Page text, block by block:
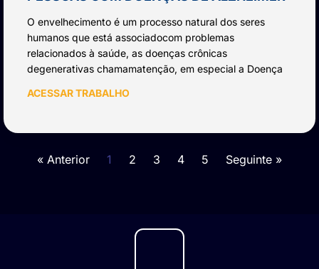
O envelhecimento é um processo natural dos seres
humanos que está associadocom problemas
relacionados à saúde, as doenças crônicas
degenerativas chamamatenção, em especial a Doença
ACESSAR TRABALHO
« Anterior 1 2 3 4 5 Seguinte »